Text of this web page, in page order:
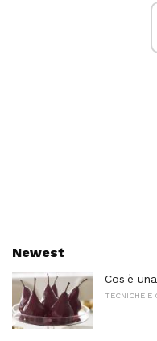
Newest
Cos'è
TECNICHE E